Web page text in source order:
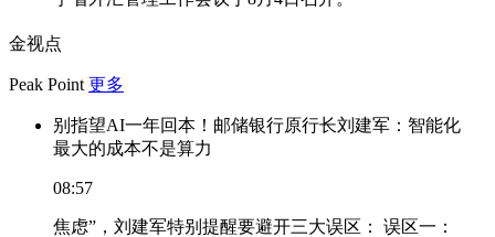
金视点
Peak Point 更多
别指望AI一年回本！邮储银行原行长刘建军：智能化
最大的成本不是算力
08:57
焦虑”，刘建军特别提醒要避开三大误区： 误区一：